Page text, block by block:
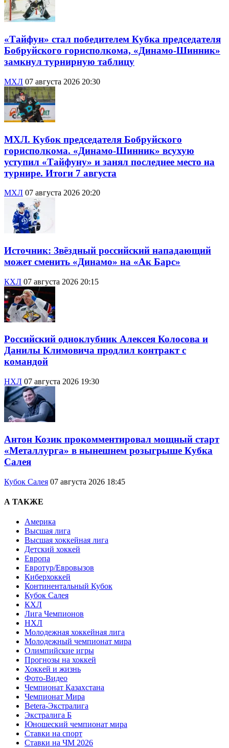
«Тайфун» стал победителем Кубка председателя
Бобруйского горисполкома, «Динамо-Шинник»
замкнул турнирную таблицу
МХЛ 07 августа 2026 20:30
МХЛ. Кубок председателя Бобруйского
горисполкома. «Динамо-Шинник» всухую
уступил «Тайфуну» и занял последнее место на
турнире. Итоги 7 августа
МХЛ 07 августа 2026 20:20
Источник: Звёздный российский нападающий
может сменить «Динамо» на «Ак Барс»
КХЛ 07 августа 2026 20:15
Российский одноклубник Алексея Колосова и
Данилы Климовича продлил контракт с
командой
НХЛ 07 августа 2026 19:30
Антон Козик прокомментировал мощный старт
«Металлурга» в нынешнем розыгрыше Кубка
Салея
Кубок Салея 07 августа 2026 18:45
А ТАКЖЕ
Америка
Высшая лига
Высшая хоккейная лига
Детский хоккей
Европа
Евротур/Евровызов
Киберхоккей
Континентальный Кубок
Кубок Салея
КХЛ
Лига Чемпионов
НХЛ
Молодежная хоккейная лига
Молодежный чемпионат мира
Олимпийские игры
Прогнозы на хоккей
Хоккей и жизнь
Фото-Видео
Чемпионат Казахстана
Чемпионат Мира
Betera-Экстралига
Экстралига Б
Юношеский чемпионат мира
Ставки на спорт
Ставки на ЧМ 2026